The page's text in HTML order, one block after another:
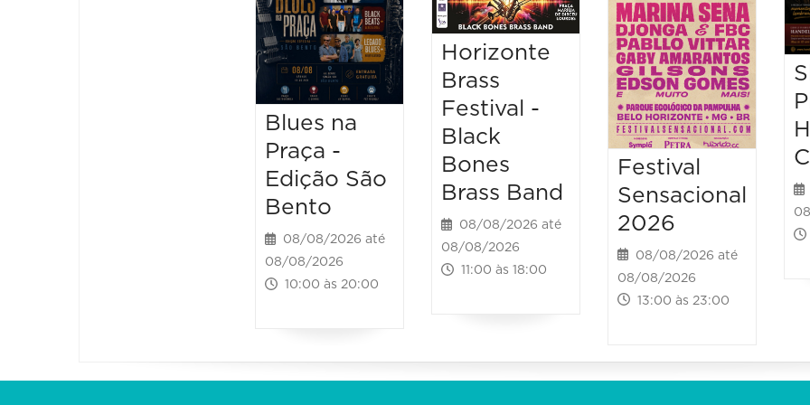
Blues na
Praça -
Edição São
Bento
08/08/2026 até
08/08/2026
10:00 às 20:00
Horizonte
Brass
Festival -
Black
Bones
Brass Band
08/08/2026 até
08/08/2026
11:00 às 18:00
Festival
Sensacional
2026
08/08/2026 até
08/08/2026
13:00 às 23:00